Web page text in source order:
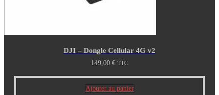
DJI – Dongle Cellular 4G v2
149,00 € TTC
Ajouter au panier